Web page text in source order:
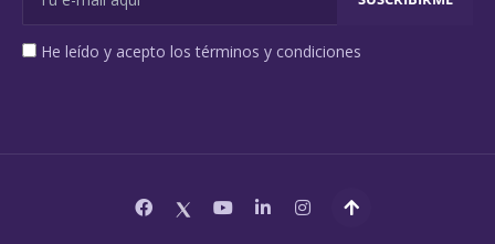
He leído y acepto los términos y condiciones